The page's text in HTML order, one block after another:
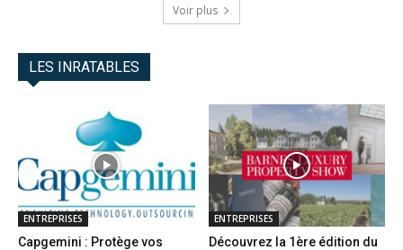
Voir plus
LES INRATABLES
ENTREPRISES
Capgemini : Protège vos
ENTREPRISES
Découvrez la 1ère édition du